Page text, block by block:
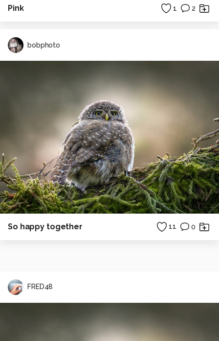
Pink 1 2
bobphoto
So happy together 11 0
FRED48